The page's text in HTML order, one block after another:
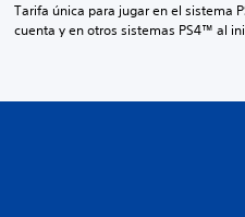
Tarifa única para jugar en el sistema
cuenta y en otros sistemas PS4™ al